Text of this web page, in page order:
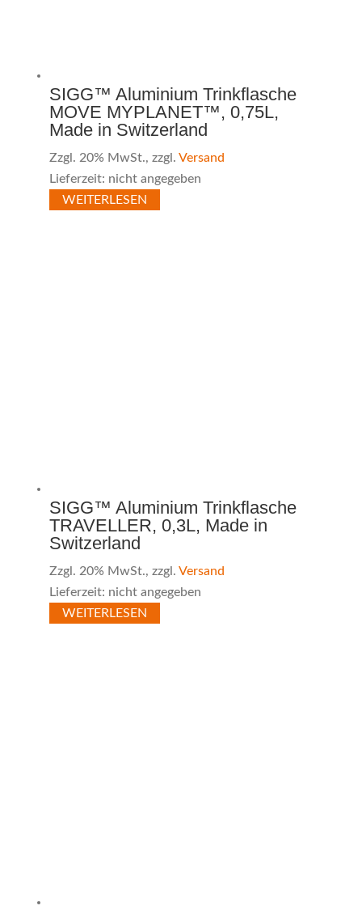
SIGG™ Aluminium Trinkflasche
MOVE MYPLANET™, 0,75L,
Made in Switzerland
Zzgl. 20% MwSt., zzgl. Versand
Lieferzeit: nicht angegeben
WEITERLESEN
SIGG™ Aluminium Trinkflasche
TRAVELLER, 0,3L, Made in
Switzerland
Zzgl. 20% MwSt., zzgl. Versand
Lieferzeit: nicht angegeben
WEITERLESEN